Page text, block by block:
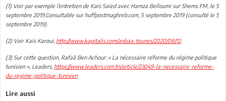
(1) Voir par exemple l’entretien de Kaïs Saïed avec Hamza Belloumi sur Shems FM, le 5
septembre 2019.Consultable sur huffpostmaghreb.com, 5 septembre 2019 (consulté le 5
septembre 2019).
(2) Voir Kaïs Karoui, http://www.kapitalis.com/anbaa-tounes/2020/08/12.
(3) Sur cette question, Rafaâ Ben Achour: « La nécessaire réforme du régime politique
tunisien », Leaders, https://www.leaders.com.tn/article/23049-la-necessaire-reforme-
du-regime-politique-tunisien
Lire aussi